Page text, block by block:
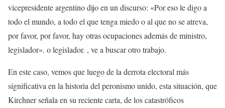
vicepresidente argentino dijo en un discurso: «Por eso le digo a
todo el mundo, a todo el que tenga miedo o al que no se atreva,
por favor, por favor, hay otras ocupaciones además de ministro,
legislador». o legislador. , ve a buscar otro trabajo.
En este caso, vemos que luego de la derrota electoral más
significativa en la historia del peronismo unido, esta situación, que
Kirchner señala en su reciente carta, de los catastróficos